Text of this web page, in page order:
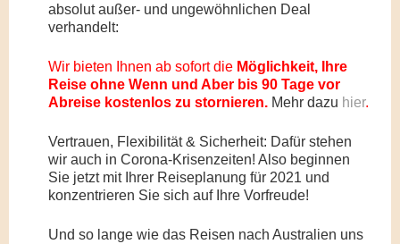
absolut außer- und ungewöhnlichen Deal
verhandelt:
Wir bieten Ihnen ab sofort die Möglichkeit, Ihre
Reise ohne Wenn und Aber bis 90 Tage vor
Abreise kostenlos zu stornieren. Mehr dazu hier.
Vertrauen, Flexibilität & Sicherheit: Dafür stehen
wir auch in Corona-Krisenzeiten! Also beginnen
Sie jetzt mit Ihrer Reiseplanung für 2021 und
konzentrieren Sie sich auf Ihre Vorfreude!
Und so lange wie das Reisen nach Australien uns